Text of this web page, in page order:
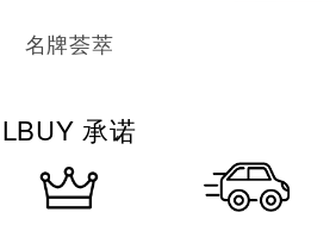
名牌荟萃
LBUY 承诺